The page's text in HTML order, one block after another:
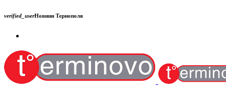
verified_userНовини Тернополя